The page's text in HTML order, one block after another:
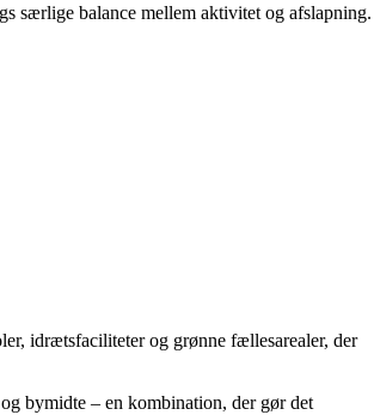
særlige balance mellem aktivitet og afslapning.
idrætsfaciliteter og grønne fællesarealer, der
bymidte – en kombination, der gør det